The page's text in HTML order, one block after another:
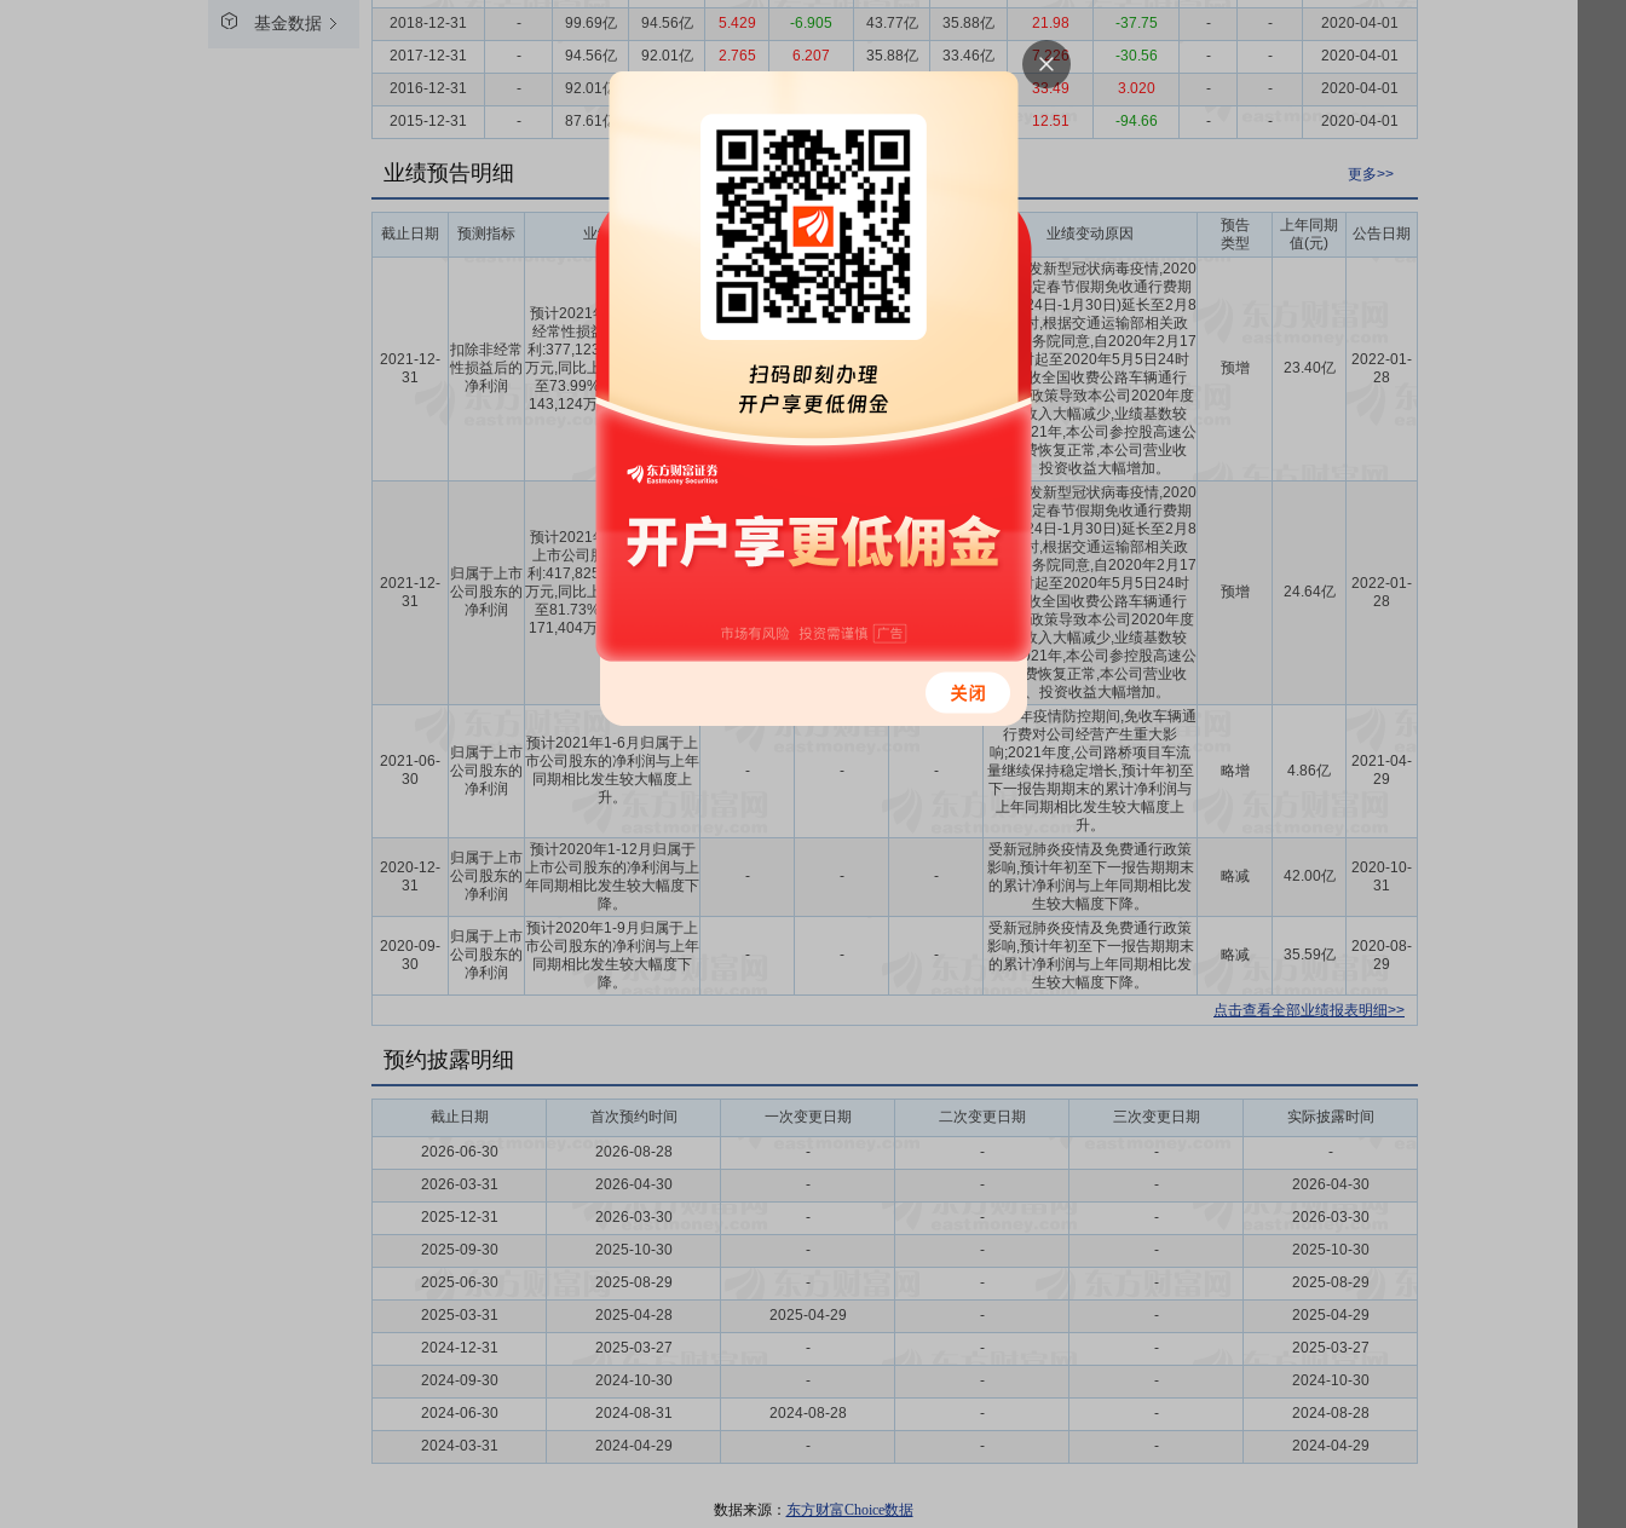
基金数据
2018-12-31
- 99.69亿 94.56亿 5.429 -6.905 43.77亿 35.88亿 21.98 -37.75 - -
2020-04-01
2017-12-31
- 94.56亿 92.01亿 2.765 6.207 35.88亿 33.46亿 7.226 -30.56 - -
2020-04-01
2016-12-31
- 92.01亿 33.49 3.020 - -
2020-04-01
2015-12-31
- 87.61亿 12.51 -94.66 - - 2020-04-01
业绩预告明细 更多>>
截止日期 预测指标 业绩变动 预测数值(元) 业绩变动同比 业绩变动环比 业绩变动原因
预告
类型
上年同期
值(元)
公告日期
2021-12-
31
扣除非经常
性损益后的
净利润
预计2021年1-12月扣除非
经常性损益后的净利润盈
利:377,123万元至407,123
万元,同比上年增长:61.16%
至73.99%,同比上年增长
143,124万元至173,124万
元。
40.71亿
73.99%
由于突发新型冠状病毒疫情,2020
年度法定春节假期免收通行费期
间(1月24日-1月30日)延长至2月8
日;同时,根据交通运输部相关政
策,经国务院同意,自2020年2月17
日零时起至2020年5月5日24时
止,免收全国收费公路车辆通行
费。该政策导致本公司2020年度
营业收入大幅减少,业绩基数较
低。2021年,本公司参控股高速公
路收费恢复正常,本公司营业收
入、投资收益大幅增加。
预增 23.40亿
2022-01-
28
2021-12-
31
归属于上市
公司股东的
净利润
预计2021年1-12月归属于
上市公司股东的净利润盈
利:417,825万元至447,825
万元,同比上年增长:69.56%
至81.73%,同比上年增长
171,404万元至201,404万
由于突发新型冠状病毒疫情,2020
年度法定春节假期免收通行费期
间(1月24日-1月30日)延长至2月8
日;同时,根据交通运输部相关政
策,经国务院同意,自2020年2月17
日零时起至2020年5月5日24时
止,免收全国收费公路车辆通行
费。该政策导致本公司2020年度
营业收入大幅减少,业绩基数较
低。2021年,本公司参控股高速公
路收费恢复正常,本公司营业收
入、投资收益大幅增加。
预增 24.64亿
2022-01-
28
2021-06-
30
归属于上市
公司股东的
净利润
预计2021年1-6月归属于上
市公司股东的净利润与上年
同期相比发生较大幅度上
升。
- - -
2020年疫情防控期间,免收车辆通
行费对公司经营产生重大影
响;2021年度,公司路桥项目车流
量继续保持稳定增长,预计年初至
下一报告期期末的累计净利润与
上年同期相比发生较大幅度上
升。
略增 4.86亿
2021-04-
29
2020-12-
31
归属于上市
公司股东的
净利润
预计2020年1-12月归属于
上市公司股东的净利润与上
年同期相比发生较大幅度下
降。
- - -
受新冠肺炎疫情及免费通行政策
影响,预计年初至下一报告期期末
的累计净利润与上年同期相比发
生较大幅度下降。
略减 42.00亿
2020-10-
31
2020-09-
30
归属于上市
公司股东的
净利润
预计2020年1-9月归属于上
市公司股东的净利润与上年
同期相比发生较大幅度下
降。
- - -
受新冠肺炎疫情及免费通行政策
影响,预计年初至下一报告期期末
的累计净利润与上年同期相比发
生较大幅度下降。
略减 35.59亿
2020-08-
29
点击查看全部业绩报表明细>>
预约披露明细
截止日期 首次预约时间 一次变更日期 二次变更日期 三次变更日期 实际披露时间
2026-06-30 2026-08-28 - - -
-
2026-03-31
2026-04-30 - - -
2026-04-30
2025-12-31
2026-03-30 - - -
2026-03-30
2025-09-30
2025-10-30 - - -
2025-10-30
2025-06-30
2025-08-29 - - -
2025-08-29
2025-03-31
2025-04-28 2025-04-29 - -
2025-04-29
2024-12-31
2025-03-27 - - -
2025-03-27
2024-09-30
2024-10-30 - - -
2024-10-30
2024-06-30
2024-08-31 2024-08-28 - -
2024-08-28
2024-03-31
2024-04-29 - - - 2024-04-29
数据来源： 东方财富Choice数据